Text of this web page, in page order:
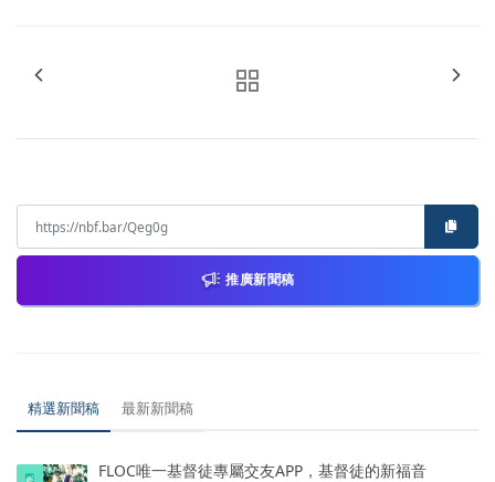
推廣新聞稿
精選新聞稿 最新新聞稿
FLOC唯一基督徒專屬交友APP，基督徒的新福音